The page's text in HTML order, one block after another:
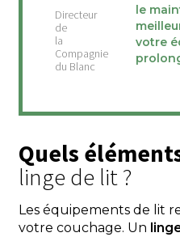
le
votre
Quels
linge de lit ?
Les équipements de lit
votre couchage. Un